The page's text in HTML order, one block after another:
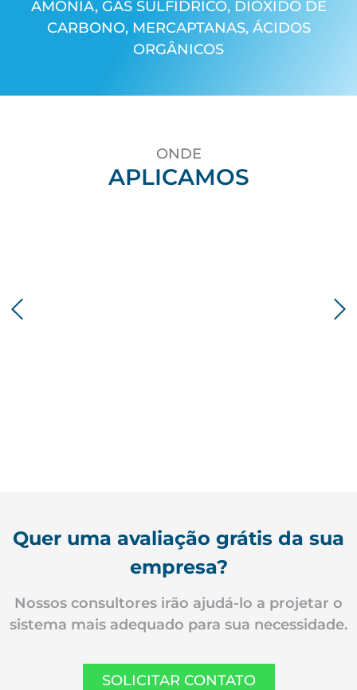
AMÔNIA, GÁS SULFÍDRICO, DIÓXIDO DE
CARBONO, MERCAPTANAS, ÁCIDOS
ORGÂNICOS
ONDE
APLICAMOS
Quer uma avaliação grátis da sua
empresa?
Nossos consultores irão ajudá-lo a projetar o
sistema mais adequado para sua necessidade.
SOLICITAR CONTATO